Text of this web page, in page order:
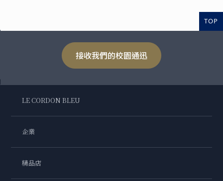
TOP
接收我們的校園通迅
LE CORDON BLEU
企業
精品店